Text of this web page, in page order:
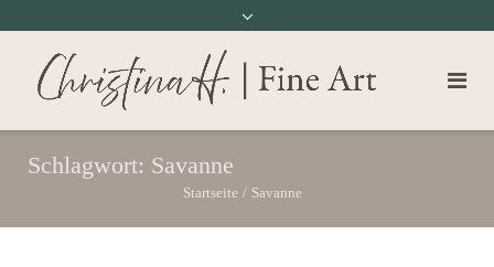
Schlagwort: Savanne
Startseite / Savanne